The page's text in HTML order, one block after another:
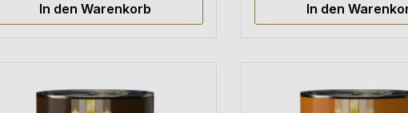
In den Warenkorb In den